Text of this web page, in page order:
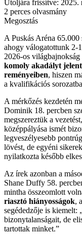
Utoljára frissítve: 2025.
2 perces olvasmány
Megosztás
A Puskás Aréna
ahogy válogatottunk 2-
2026-os világbajnokság
komoly akadályt
reményeiben, hiszen
a kvalifikációs
A mérkőzés kezdetén
Dominik 18. percben
megszereztük a
középpályása ismét
legveszélyesebb
lövést, de egyéni
nyilatkozta később
Az írek azonban a
Shane Duffy 58.
mintha összeomlott
riasztó hiányosságok,
segédedzője is kiemelt:
bizonytalanságait, de
tartottak minket.”